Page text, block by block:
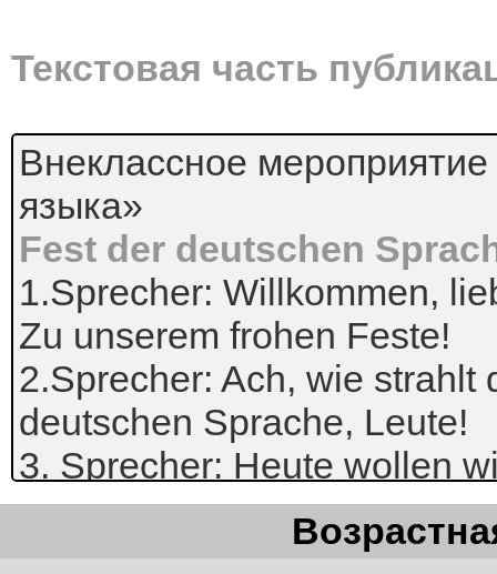
Текстовая часть
Внеклассное
языка»
Fest der deutschen
1.Sprecher: Willkommen,
Zu unserem frohen Feste!
2.Sprecher: Ach, wie strahlt
deutschen Sprache, Leute!
3. Sprecher: Heute wollen
schon verstehen, wie wir
lesen, sprechen, lachen,